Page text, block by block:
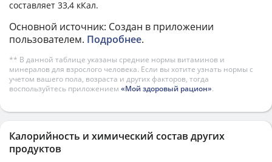
составляет 33,4 кКал.
Основной источник: Создан в приложении
пользователем. Подробнее.
** В данной таблице указаны средние нормы витаминов и
минералов для взрослого человека. Если вы хотите узнать нормы с
учетом вашего пола, возраста и других факторов, тогда
воспользуйтесь приложением «Мой здоровый рацион».
Калорийность и химический состав других
продуктов